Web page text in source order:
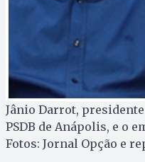
Jânio Darrot, presidente
PSDB de Anápolis, e o
Fotos: Jornal Opção e